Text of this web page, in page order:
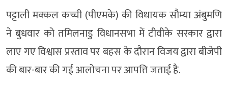
पट्टाली मक्कल कच्ची (पीएमके) की विधायक सौम्या अंबुमणि
ने बुधवार को तमिलनाडु विधानसभा में टीवीके सरकार द्वारा
लाए गए विश्वास प्रस्ताव पर बहस के दौरान विजय द्वारा बीजेपी
की बार-बार की गई आलोचना पर आपत्ति जताई है.